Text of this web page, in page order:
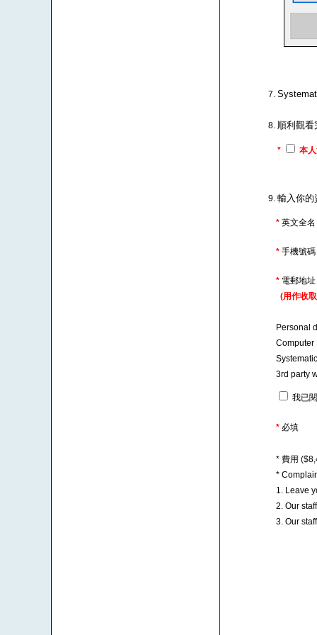
順利觀
* 本
輸入你的
* 英文全
* 手機號
* 電郵地
(用作收
Personal
Computer
3rd party
我已
* 必填
* 費用
*
1. Leave
2. Our
3. Our